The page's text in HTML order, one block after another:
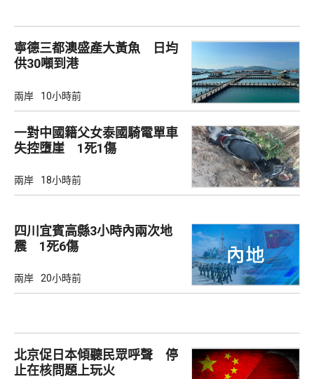
寧德三都澳盛產大黃魚 日均
供30噸到港
兩岸 10小時前
一對中國籍父女泰國騎電單車
失控墮崖 1死1傷
兩岸 18小時前
四川宜賓高縣3小時內兩次地
震 1死6傷
兩岸 20小時前
北京促日本傾聽民眾呼聲 停
止在核問題上玩火